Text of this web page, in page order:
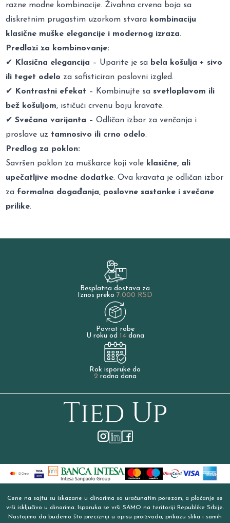
razne modne kombinacije. Živahna crvena boja sa
diskretnim prugastim uzorkom stvara kombinaciju
klasične muške elegancije i modernog izraza.
Predlozi za kombinovanje:
✔
Klasična elegancija – Uparite je sa bela košulja + sivo
ili teget odelo za sofisticiran poslovni izgled.
✔
Kontrastni efekat – Kombinujte sasvetloplavom ili
bež košuljom, ističući crvenu boju kravate.
✔Svečana varijanta – Odličan izbor za venčanja i
proslave uz tamnosivo ili crno odelo.
Predlog za poklon:
Savršen poklon za muškarce koji vole klasične, ali
upečatljive modne dodatke. Ova kravata je odličan izbor
za formalna događanja, poslovne sastanke i svečane
prilike.
Besplatna dostava za
Iznos preko 7.000 RSD
Povrat robe
U roku od 14dana
Rok isporuke do
2radna dana
Cene na sajtu su iskazane u dinarima sa uračunatim porezom, a plaćanje se
vrši isključivo u dinarima. Isporuka se vrši SAMO na teritoriji Republike Srbije.
Nastojimo da budemo što precizniji u opisu proizvoda, prikazu slika i samih